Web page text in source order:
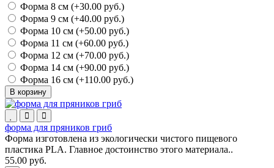
Форма 8 см (+30.00 руб.)
Форма 9 см (+40.00 руб.)
Форма 10 см (+50.00 руб.)
Форма 11 см (+60.00 руб.)
Форма 12 см (+70.00 руб.)
Форма 14 см (+90.00 руб.)
Форма 16 см (+110.00 руб.)
В корзину
форма для пряников гриб
Форма изготовлена из экологически чистого пищевого
пластика PLA. Главное достоинство этого материала..
55.00 руб.